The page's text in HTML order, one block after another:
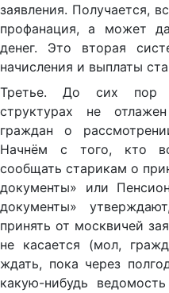
заявления. Получается,
профанация, а может
денег. Это вторая
начисления и выплаты
Третье. До сих пор
структурах не
граждан о
Начнём с того, кто
сообщать старикам о
документы» или
документы»
принять от москвичей
не касается (мол,
ждать, пока через
какую-нибудь